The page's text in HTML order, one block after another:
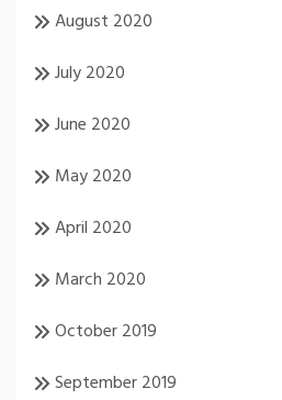
August 2020
July 2020
June 2020
May 2020
April 2020
March 2020
October 2019
September 2019